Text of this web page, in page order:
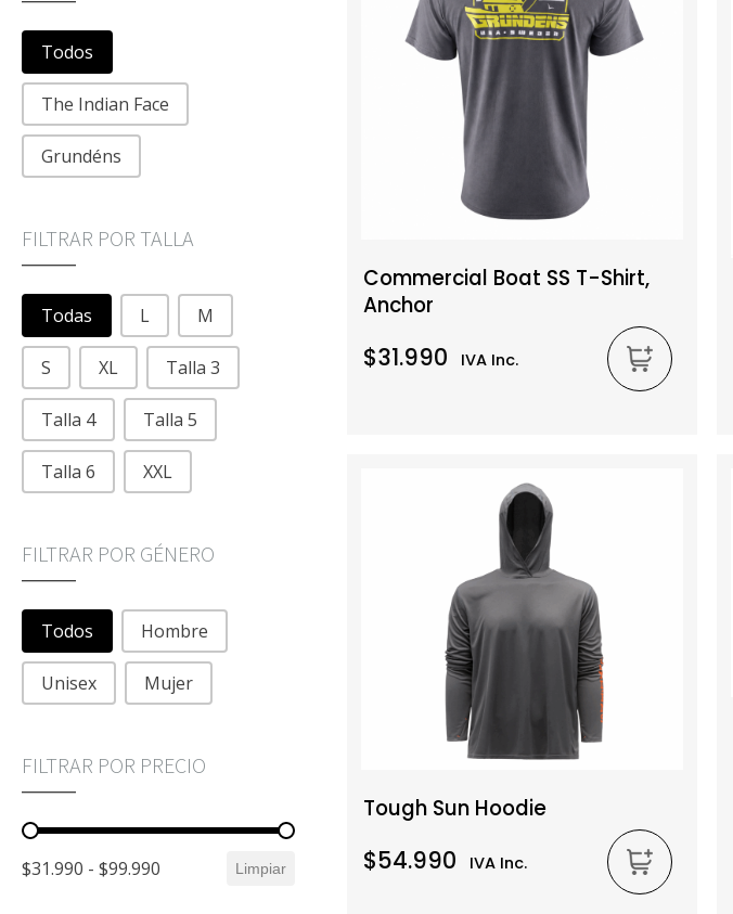
FILTRAR POR MARCA
Todos
The Indian Face
Grundéns
FILTRAR POR TALLA
FILTRAR POR TALLA
Todas L M
S XL Talla 3
Talla 4 Talla 5
Talla 6 XXL
FILTRAR POR GÉNERO
FILTRAR POR GÉNERO
Todos Hombre
Unisex Mujer
FILTRAR POR PRECIO
FILTRAR POR PRECIO
$31.990 - $99.990 Limpiar
Commercial Boat SS T-Shirt,
Anchor
$31.990 IVA Inc.
Tough Sun Hoodie
$54.990 IVA Inc.